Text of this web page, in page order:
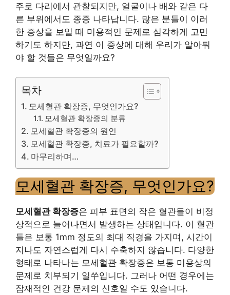
주로 다리에서 관찰되지만, 얼굴이나 배와 같은 다
른 부위에서도 종종 나타납니다. 많은 분들이 이러
한 증상을 보일 때 미용적인 문제로 심각하게 고민
하기도 하지만, 과연 이 증상에 대해 우리가 알아둬
야 할 것들은 무엇일까요?
목차
모세혈관 확장증, 무엇인가요?
모세혈관 확장증의 분류
모세혈관 확장증의 원인
모세혈관 확장증, 치료가 필요할까?
마무리하며…
모세혈관 확장증, 무엇인가요?
모세혈관 확장증은 피부 표면의 작은 혈관들이 비정
상적으로 늘어나면서 발생하는 상태입니다. 이 혈관
들은 보통 1mm 정도의 최대 직경을 가지며, 시간이
지나도 자연스럽게 다시 수축하지 않습니다. 다양한
형태로 나타나는 모세혈관 확장증은 보통 미용상의
문제로 치부되기 일쑤입니다. 그러나 어떤 경우에는
잠재적인 건강 문제의 신호일 수도 있습니다.